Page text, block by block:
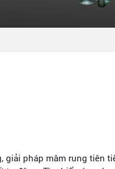
giải pháp mâm rung tiên